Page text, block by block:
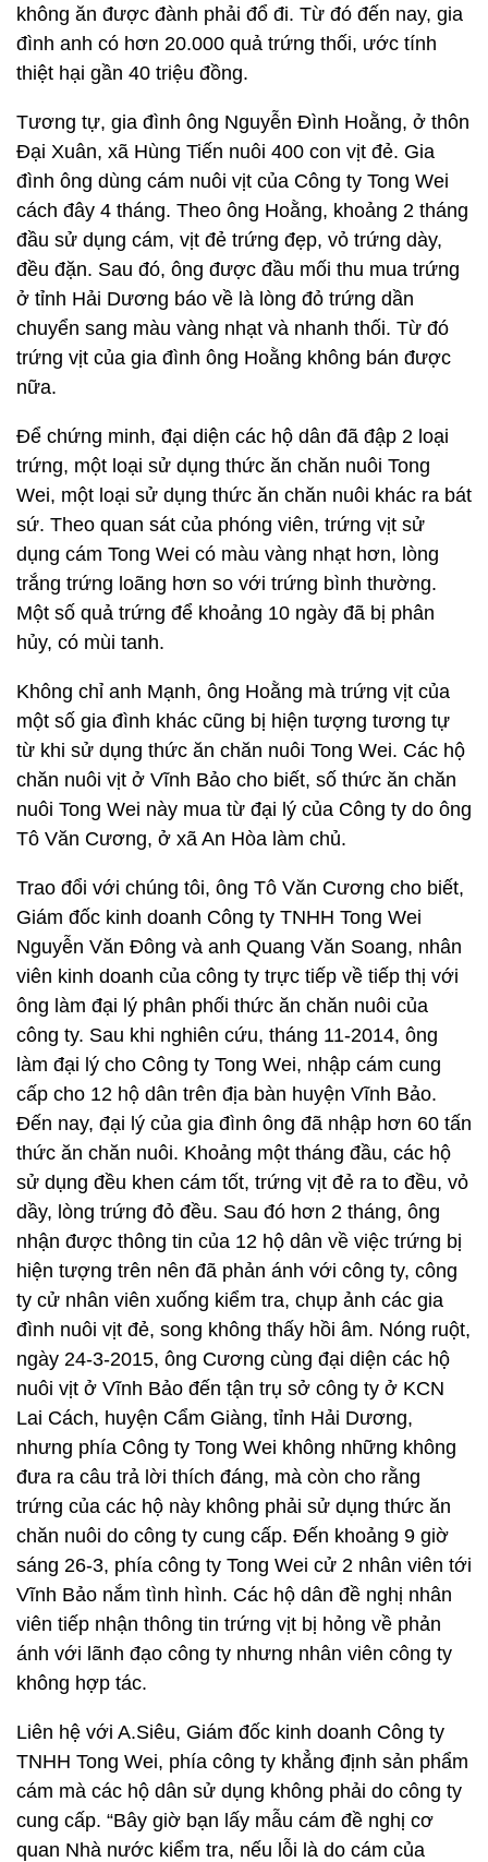
không ăn được đành phải đổ đi. Từ đó đến nay, gia
đình anh có hơn 20.000 quả trứng thối, ước tính
thiệt hại gần 40 triệu đồng.
Tương tự, gia đình ông Nguyễn Đình Hoằng, ở thôn
Đại Xuân, xã Hùng Tiến nuôi 400 con vịt đẻ. Gia
đình ông dùng cám nuôi vịt của Công ty Tong Wei
cách đây 4 tháng. Theo ông Hoằng, khoảng 2 tháng
đầu sử dụng cám, vịt đẻ trứng đẹp, vỏ trứng dày,
đều đặn. Sau đó, ông được đầu mối thu mua trứng
ở tỉnh Hải Dương báo về là lòng đỏ trứng dần
chuyển sang màu vàng nhạt và nhanh thối. Từ đó
trứng vịt của gia đình ông Hoằng không bán được
nữa.
Để chứng minh, đại diện các hộ dân đã đập 2 loại
trứng, một loại sử dụng thức ăn chăn nuôi Tong
Wei, một loại sử dụng thức ăn chăn nuôi khác ra bát
sứ. Theo quan sát của phóng viên, trứng vịt sử
dụng cám Tong Wei có màu vàng nhạt hơn, lòng
trắng trứng loãng hơn so với trứng bình thường.
Một số quả trứng để khoảng 10 ngày đã bị phân
hủy, có mùi tanh.
Không chỉ anh Mạnh, ông Hoằng mà trứng vịt của
một số gia đình khác cũng bị hiện tượng tương tự
từ khi sử dụng thức ăn chăn nuôi Tong Wei. Các hộ
chăn nuôi vịt ở Vĩnh Bảo cho biết, số thức ăn chăn
nuôi Tong Wei này mua từ đại lý của Công ty do ông
Tô Văn Cương, ở xã An Hòa làm chủ.
Trao đổi với chúng tôi, ông Tô Văn Cương cho biết,
Giám đốc kinh doanh Công ty TNHH Tong Wei
Nguyễn Văn Đông và anh Quang Văn Soang, nhân
viên kinh doanh của công ty trực tiếp về tiếp thị với
ông làm đại lý phân phối thức ăn chăn nuôi của
công ty. Sau khi nghiên cứu, tháng 11-2014, ông
làm đại lý cho Công ty Tong Wei, nhập cám cung
cấp cho 12 hộ dân trên địa bàn huyện Vĩnh Bảo.
Đến nay, đại lý của gia đình ông đã nhập hơn 60 tấn
thức ăn chăn nuôi. Khoảng một tháng đầu, các hộ
sử dụng đều khen cám tốt, trứng vịt đẻ ra to đều, vỏ
dầy, lòng trứng đỏ đều. Sau đó hơn 2 tháng, ông
nhận được thông tin của 12 hộ dân về việc trứng bị
hiện tượng trên nên đã phản ánh với công ty, công
ty cử nhân viên xuống kiểm tra, chụp ảnh các gia
đình nuôi vịt đẻ, song không thấy hồi âm. Nóng ruột,
ngày 24-3-2015, ông Cương cùng đại diện các hộ
nuôi vịt ở Vĩnh Bảo đến tận trụ sở công ty ở KCN
Lai Cách, huyện Cẩm Giàng, tỉnh Hải Dương,
nhưng phía Công ty Tong Wei không những không
đưa ra câu trả lời thích đáng, mà còn cho rằng
trứng của các hộ này không phải sử dụng thức ăn
chăn nuôi do công ty cung cấp. Đến khoảng 9 giờ
sáng 26-3, phía công ty Tong Wei cử 2 nhân viên tới
Vĩnh Bảo nắm tình hình. Các hộ dân đề nghị nhân
viên tiếp nhận thông tin trứng vịt bị hỏng về phản
ánh với lãnh đạo công ty nhưng nhân viên công ty
không hợp tác.
Liên hệ với A.Siêu, Giám đốc kinh doanh Công ty
TNHH Tong Wei, phía công ty khẳng định sản phẩm
cám mà các hộ dân sử dụng không phải do công ty
cung cấp. “Bây giờ bạn lấy mẫu cám đề nghị cơ
quan Nhà nước kiểm tra, nếu lỗi là do cám của